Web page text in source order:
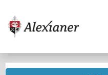
Stellenangebote